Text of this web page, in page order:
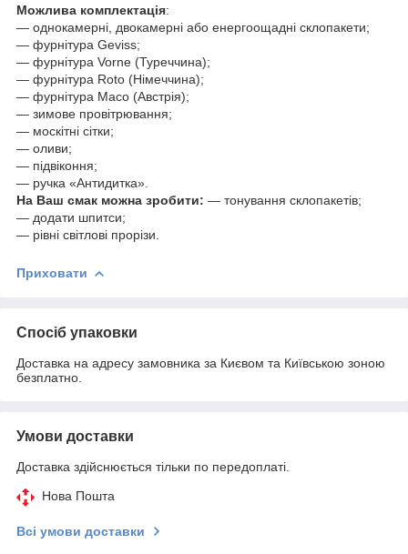
Можлива комплектація:
— однокамерні, двокамерні або енергоощадні склопакети;
— фурнітура Geviss;
— фурнітура Vorne (Туреччина);
— фурнітура Roto (Німеччина);
— фурнітура Масо (Австрія);
— зимове провітрювання;
— москітні сітки;
— оливи;
— підвіконня;
— ручка «Антидитка».
На Ваш смак можна зробити: — тонування склопакетів;
— додати шпитси;
— рівні світлові прорізи.
Приховати
Спосіб упаковки
Доставка на адресу замовника за Києвом та Київською зоною
безплатно.
Умови доставки
Доставка здійснюється тільки по передоплаті.
Нова Пошта
Всі умови доставки